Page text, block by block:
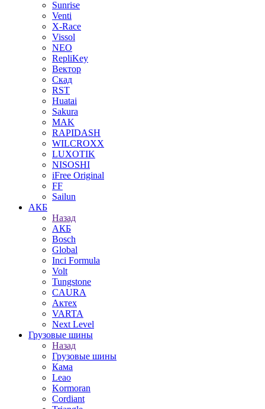
Sunrise
Venti
X-Race
Vissol
NEO
RepliKey
Вектор
Скад
RST
Huatai
Sakura
MAK
RAPIDASH
WILCROXX
LUXOTIK
NISOSHI
iFree Original
FF
Sailun
АКБ
Назад
АКБ
Bosch
Global
Inci Formula
Volt
Tungstone
CAURA
Актех
VARTA
Next Level
Грузовые шины
Назад
Грузовые шины
Кама
Leao
Kormoran
Cordiant